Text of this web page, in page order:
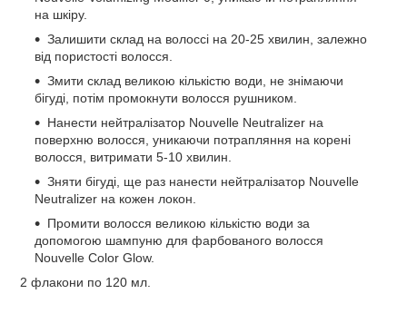
на шкіру.
Залишити склад на волоссі на 20-25 хвилин, залежно
від пористості волосся.
Змити склад великою кількістю води, не знімаючи
бігуді, потім промокнути волосся рушником.
Нанести нейтралізатор Nouvelle Neutralizer на
поверхню волосся, уникаючи потрапляння на корені
волосся, витримати 5-10 хвилин.
Зняти бігуді, ще раз нанести нейтралізатор Nouvelle
Neutralizer на кожен локон.
Промити волосся великою кількістю води за
допомогою шампуню для фарбованого волосся
Nouvelle Color Glow.
2 флакони по 120 мл.